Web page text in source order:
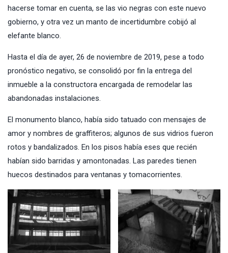
hacerse tomar en cuenta, se las vio negras con este nuevo
gobierno, y otra vez un manto de incertidumbre cobijó al
elefante blanco.
Hasta el día de ayer, 26 de noviembre de 2019, pese a todo
pronóstico negativo, se consolidó por fin la entrega del
inmueble a la constructora encargada de remodelar las
abandonadas instalaciones.
El monumento blanco, había sido tatuado con mensajes de
amor y nombres de graffiteros; algunos de sus vidrios fueron
rotos y bandalizados. En los pisos había eses que recién
habían sido barridas y amontonadas. Las paredes tienen
huecos destinados para ventanas y tomacorrientes.